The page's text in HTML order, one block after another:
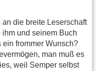
die breite Leserschaft
und seinem Buch
frommer Wunsch?
man muß es
weil Semper selbst